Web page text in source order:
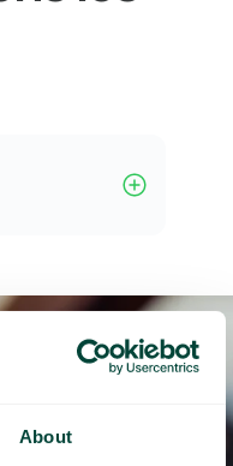
About